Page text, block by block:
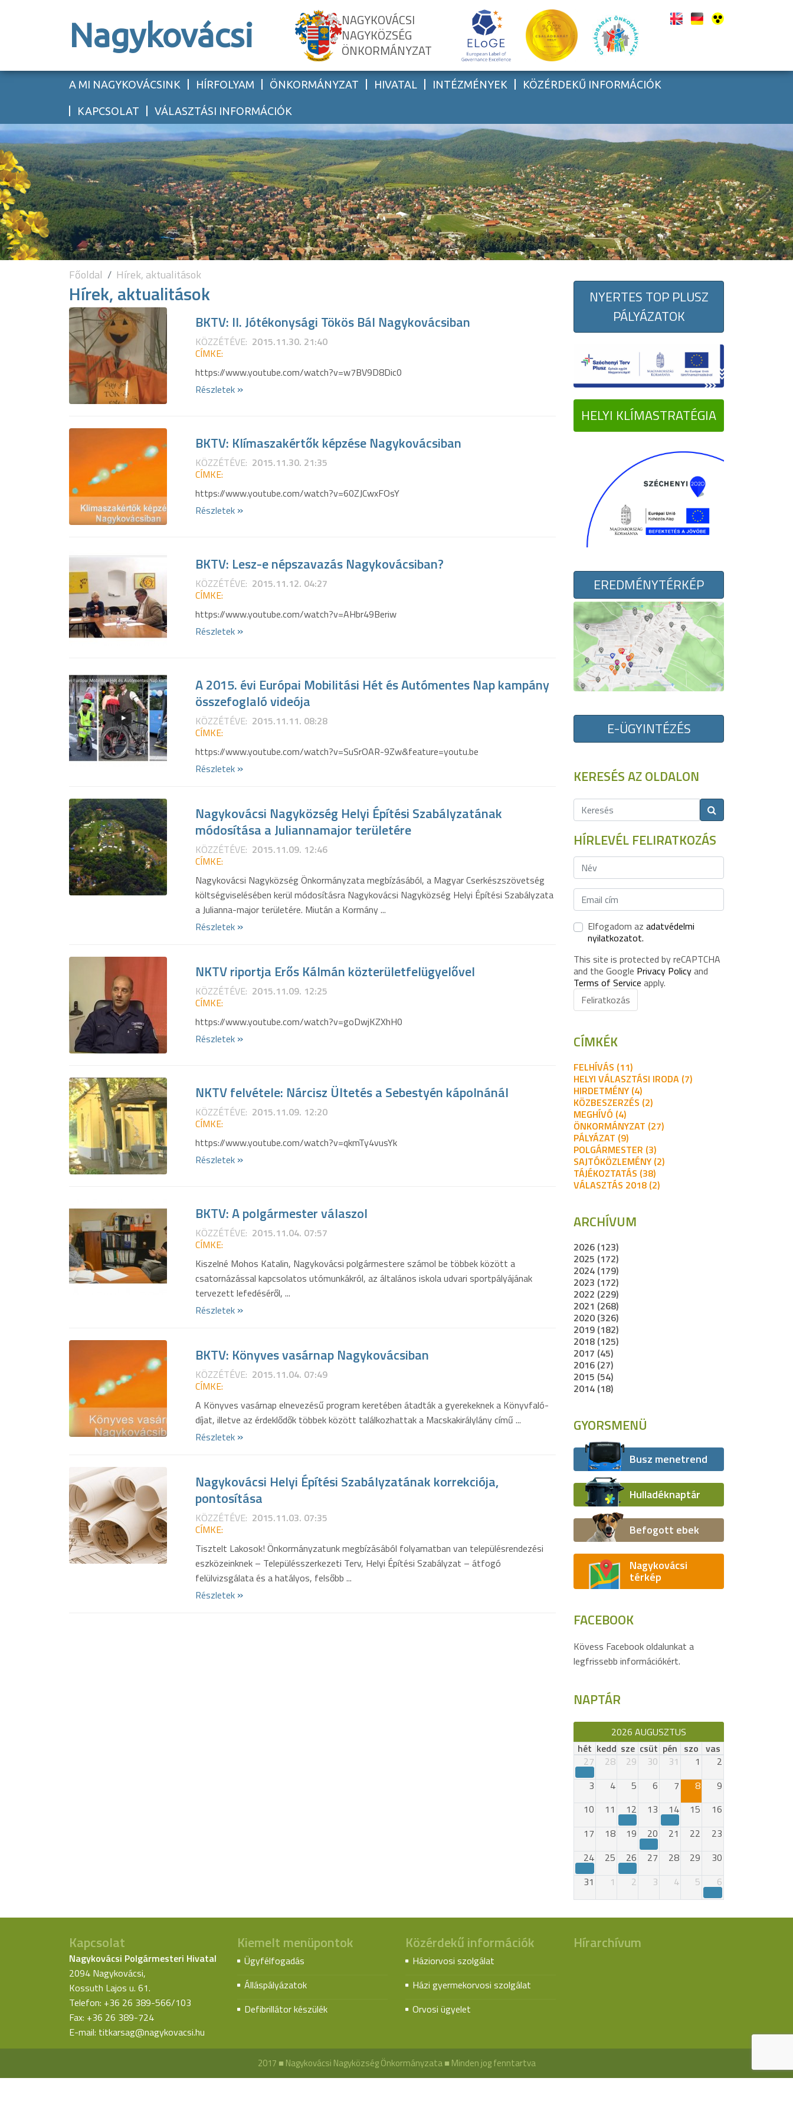
Nagykovácsi
NAGYKOVÁCSI
NAGYKÖZSÉG
ÖNKORMÁNYZAT
A MI NAGYKOVÁCSINK HÍRFOLYAM ÖNKORMÁNYZAT HIVATAL INTÉZMÉNYEK KÖZÉRDEKŰ INFORMÁCIÓK
KAPCSOLAT VÁLASZTÁSI INFORMÁCIÓK
Főoldal Hírek, aktualitások
Hírek, aktualitások
BKTV: II. Jótékonysági Tökös Bál Nagykovácsiban
KÖZZÉTÉVE: 2015.11.30. 21:40
CÍMKE:
https://www.youtube.com/watch?v=w7BV9D8Dic0
Részletek »
BKTV: Klímaszakértők képzése Nagykovácsiban
KÖZZÉTÉVE: 2015.11.30. 21:35
CÍMKE:
https://www.youtube.com/watch?v=60ZJCwxFOsY
Részletek »
BKTV: Lesz-e népszavazás Nagykovácsiban?
KÖZZÉTÉVE: 2015.11.12. 04:27
CÍMKE:
https://www.youtube.com/watch?v=AHbr49Beriw
Részletek »
A 2015. évi Európai Mobilitási Hét és Autómentes Nap kampány
összefoglaló videója
KÖZZÉTÉVE: 2015.11.11. 08:28
CÍMKE:
https://www.youtube.com/watch?v=SuSrOAR-9Zw&feature=youtu.be
Részletek »
Nagykovácsi Nagyközség Helyi Építési Szabályzatának
módosítása a Juliannamajor területére
KÖZZÉTÉVE: 2015.11.09. 12:46
CÍMKE:
Nagykovácsi Nagyközség Önkormányzata megbízásából, a Magyar Cserkészszövetség
költségviselésében kerül módosításra Nagykovácsi Nagyközség Helyi Építési Szabályzata
a Julianna-major területére. Miután a Kormány ...
Részletek »
NKTV riportja Erős Kálmán közterületfelügyelővel
KÖZZÉTÉVE: 2015.11.09. 12:25
CÍMKE:
https://www.youtube.com/watch?v=goDwjKZXhH0
Részletek »
NKTV felvétele: Nárcisz Ültetés a Sebestyén kápolnánál
KÖZZÉTÉVE: 2015.11.09. 12:20
CÍMKE:
https://www.youtube.com/watch?v=qkmTy4vusYk
Részletek »
BKTV: A polgármester válaszol
KÖZZÉTÉVE: 2015.11.04. 07:57
CÍMKE:
Kiszelné Mohos Katalin, Nagykovácsi polgármestere számol be többek között a
csatornázással kapcsolatos utómunkákról, az általános iskola udvari sportpályájának
tervezett lefedéséről, ...
Részletek »
BKTV: Könyves vasárnap Nagykovácsiban
KÖZZÉTÉVE: 2015.11.04. 07:49
CÍMKE:
A Könyves vasárnap elnevezésű program keretében átadták a gyerekeknek a Könyvfaló-
díjat, illetve az érdeklődők többek között találkozhattak a Macskakirálylány című ...
Részletek »
Nagykovácsi Helyi Építési Szabályzatának korrekciója,
pontosítása
KÖZZÉTÉVE: 2015.11.03. 07:35
CÍMKE:
Tisztelt Lakosok! Önkormányzatunk megbízásából folyamatban van településrendezési
eszközeinknek – Településszerkezeti Terv, Helyi Építési Szabályzat – átfogó
felülvizsgálata és a hatályos, felsőbb ...
Részletek »
NYERTES TOP PLUSZ
PÁLYÁZATOK
HELYI KLÍMASTRATÉGIA
EREDMÉNYTÉRKÉP
E-ÜGYINTÉZÉS
KERESÉS AZ OLDALON
HÍRLEVÉL FELIRATKOZÁS
Elfogadom az adatvédelmi
nyilatkozatot.
This site is protected by reCAPTCHA
and the Google Privacy Policyand
Terms of Service apply.
Feliratkozás
CÍMKÉK
FELHÍVÁS (11)
HELYI VÁLASZTÁSI IRODA (7)
HIRDETMÉNY (4)
KÖZBESZERZÉS (2)
MEGHÍVÓ (4)
ÖNKORMÁNYZAT (27)
PÁLYÁZAT (9)
POLGÁRMESTER (3)
SAJTÓKÖZLEMÉNY (2)
TÁJÉKOZTATÁS (38)
VÁLASZTÁS 2018 (2)
ARCHÍVUM
2026 (123)
2025 (172)
2024 (179)
2023 (172)
2022 (229)
2021 (268)
2020 (326)
2019 (182)
2018 (125)
2017 (45)
2016 (27)
2015 (54)
2014 (18)
GYORSMENÜ
Busz menetrend
Hulladéknaptár
Befogott ebek
Nagykovácsi
térkép
FACEBOOK
Kövess Facebook oldalunkat a
legfrissebb információkért.
NAPTÁR
2026 AUGUSZTUS
hét kedd sze csüt pén szo vas
27
28 29 30 31 1
2
3
4 5 6 7 8
9
10
11 12 13 14 15
16
17
18 19 20 21 22
23
24
25 26 27 28 29
30
31
1 2 3 4 5 6
Kapcsolat
Nagykovácsi Polgármesteri Hivatal
2094 Nagykovácsi,
Kossuth Lajos u. 61.
Telefon: +36 26 389-566/103
Fax: +36 26 389-724
E-mail: titkarsag@nagykovacsi.hu
Kiemelt menüpontok
Ügyfélfogadás
Álláspályázatok
Defibrillátor készülék
Közérdekű információk
Háziorvosi szolgálat
Házi gyermekorvosi szolgálat
Orvosi ügyelet
Hírarchívum
2017 ■ Nagykovácsi Nagyközség Önkormányzata ■ Minden jog fenntartva